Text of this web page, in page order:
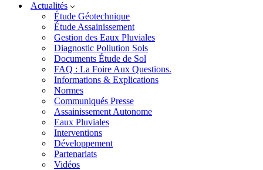
Actualités
Étude Géotechnique
Étude Assainissement
Gestion des Eaux Pluviales
Diagnostic Pollution Sols
Documents Étude de Sol
FAQ : La Foire Aux Questions.
Informations & Explications
Normes
Communiqués Presse
Assainissement Autonome
Eaux Pluviales
Interventions
Développement
Partenariats
Vidéos